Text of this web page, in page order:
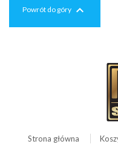
Powrót do góry 
Strona główna